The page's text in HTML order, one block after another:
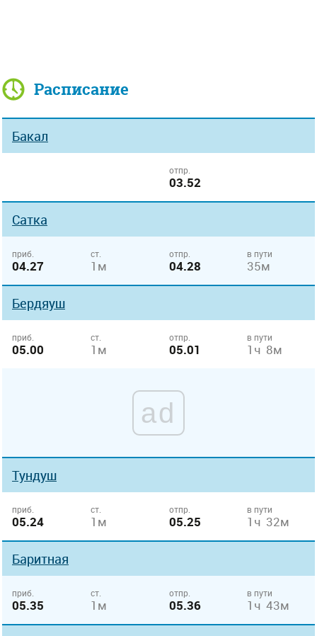
Расписание
Бакал
отпр.
03.52
Сатка
приб.
04.27
ст.
1м
отпр.
04.28
в пути
35м
Бердяуш
приб.
05.00
ст.
1м
отпр.
05.01
в пути
1ч 8м
ad
Тундуш
приб.
05.24
ст.
1м
отпр.
05.25
в пути
1ч 32м
Баритная
приб.
05.35
ст.
1м
отпр.
05.36
в пути
1ч 43м